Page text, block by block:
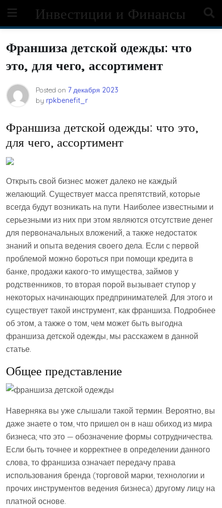
content
Инвестиции и Финансы
Франшиза детской одежды: что
это, для чего, ассортимент
Posted on 7 декабря 2023
by rpkbenefit_r
Франшиза детской одежды: что это,
для чего, ассортимент
Открыть свой бизнес может далеко не каждый
желающий. Существует масса препятствий, которые
всегда будут возникать на пути. Наиболее известными и
серьезными из них при этом являются отсутствие денег
для первоначальных вложений, а также недостаток
знаний и опыта ведения своего дела. Если с первой
проблемой можно бороться при помощи кредита в
банке, продажи какого-то имущества, займов у
родственников, то вторая порой вызывает ступор у
некоторых начинающих предпринимателей. Для этого и
существует такой инструмент, как франшиза. Подробнее
об этом, а также о том, чем может быть выгодна
франшиза детской одежды, мы расскажем в данной
статье.
Общее представление
Наверняка вы уже слышали такой термин. Вероятно, вы
даже знаете о том, что пришел он в наш обиход из мира
бизнеса; что это — обозначение формы сотрудничества.
Если быть точнее и корректнее в определении данного
слова, то франшиза означает передачу права
использования бренда (торговой марки, технологии и
прочих инструментов ведения бизнеса) другому лицу на
платной основе.